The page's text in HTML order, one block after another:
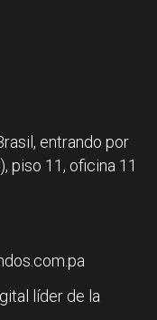
entrando por
piso 11, oficina 11
líder de la